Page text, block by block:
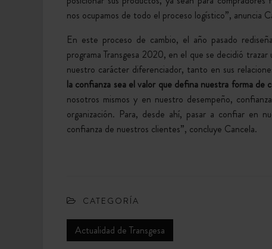
nos ocupamos de todo el proceso logístico”, anuncia
En este proceso de cambio, el año pasado
programa Transgesa 2020, en el que se decidió
nuestro carácter diferenciador, tanto en sus
la confianza sea el valor que defina nuestra forma de
nosotros mismos y en nuestro desempeño,
organización. Para, desde ahí, pasar a confiar en
confianza de nuestros clientes”, concluye Cancela.
CATEGORÍA
Actualidad de Transgesa